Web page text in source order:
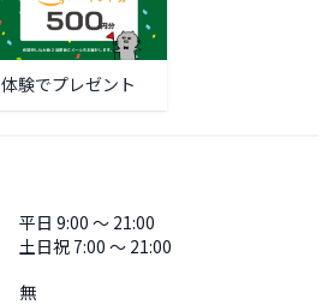
体験でプレゼント
平日 9:00 〜 21:00
土日祝 7:00 〜 21:00
無